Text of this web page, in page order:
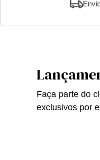
Faça parte do
exclusivos por